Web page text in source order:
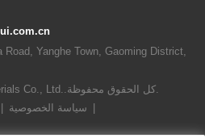
© 2026 Gooday Advanced Materials Co., Ltd..كل الحقوق محفوظة.
سياسة الخصوصية